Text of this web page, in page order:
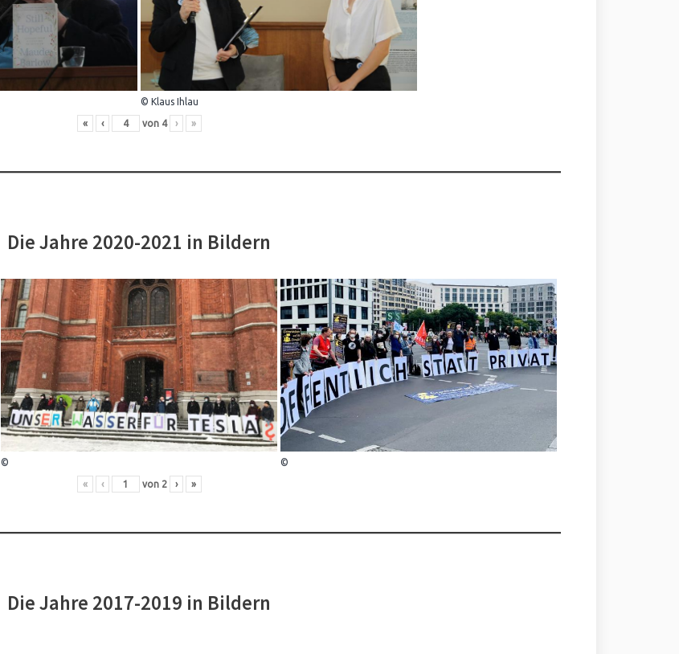
© Klaus Ihlau
« ‹ von 4 › »
Die Jahre 2020-2021 in Bildern
© ©
« ‹ von 2 › »
Die Jahre 2017-2019 in Bildern